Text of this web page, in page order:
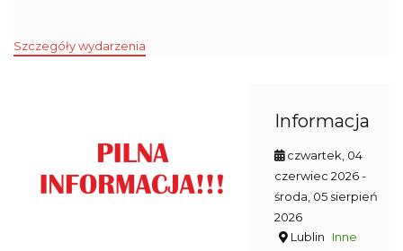
Szczegóły wydarzenia
Informacja
czwartek, 04
czerwiec 2026-
środa, 05 sierpień
2026
Lublin
Inne